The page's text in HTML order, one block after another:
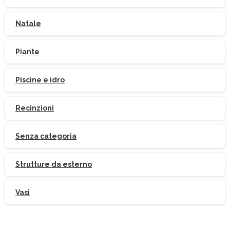
Natale
Piante
Piscine e idro
Recinzioni
Senza categoria
Strutture da esterno
Vasi